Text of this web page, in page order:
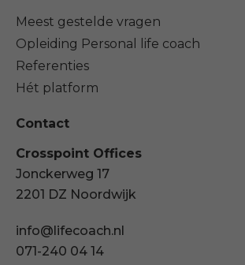
Meest gestelde vragen
Opleiding Personal life coach
Referenties
Hét platform
Contact
Crosspoint Offices
Jonckerweg 17
2201 DZ Noordwijk
info@lifecoach.nl
071-240 04 14